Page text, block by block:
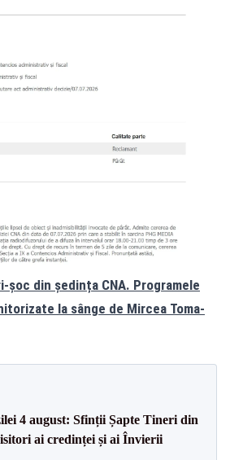
șoc din ședința CNA. Programele
la sânge de Mircea Toma-
4 august: Sfinții Șapte Tineri din
ai credinței și ai Învierii